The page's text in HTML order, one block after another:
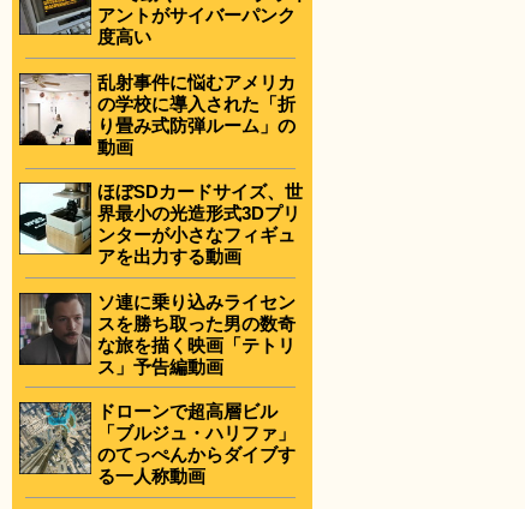
アントがサイバーパンク
度高い
乱射事件に悩むアメリカ
の学校に導入された「折
り畳み式防弾ルーム」の
動画
ほぼSDカードサイズ、世
界最小の光造形式3Dプリ
ンターが小さなフィギュ
アを出力する動画
ソ連に乗り込みライセン
スを勝ち取った男の数奇
な旅を描く映画「テトリ
ス」予告編動画
ドローンで超高層ビル
「ブルジュ・ハリファ」
のてっぺんからダイブす
る一人称動画